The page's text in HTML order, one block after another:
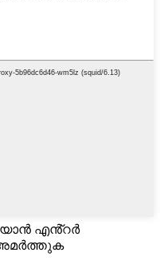
എൻ്റർ
അമർത്തുക